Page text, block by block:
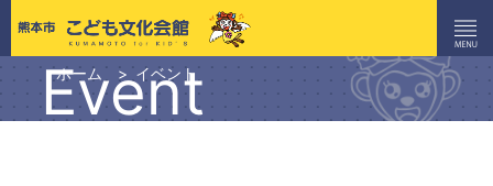
ホーム イベント
Event